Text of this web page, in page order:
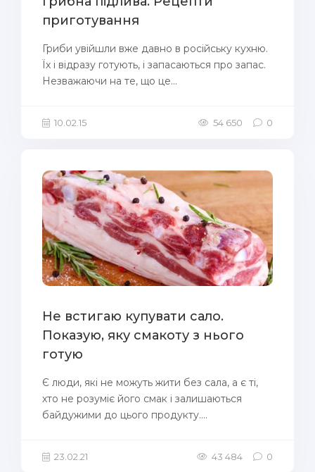
приготування
Гриби увійшли вже давно в російську кухню.
Їх і відразу готують, і запасаються про запас.
Незважаючи на те, що це...
10.02.15 54 650 0
Не встигаю купувати сало.
Показую, яку смакоту з нього
готую
Є люди, які не можуть жити без сала, а є ті,
хто не розуміє його смак і залишаються
байдужими до цього продукту....
23.02.21 43 484 0